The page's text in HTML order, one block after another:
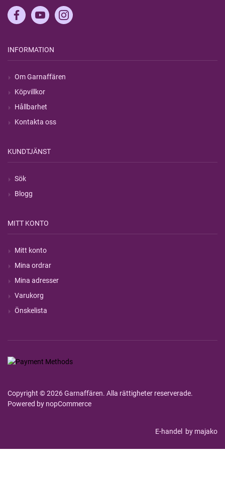
INFORMATION
Om Garnaffären
Köpvillkor
Hållbarhet
Kontakta oss
KUNDTJÄNST
Sök
Blogg
MITT KONTO
Mitt konto
Mina ordrar
Mina adresser
Varukorg
Önskelista
Copyright © 2026 Garnaffären. Alla rättigheter reserverade.
Powered by nopCommerce
E-handel by majako